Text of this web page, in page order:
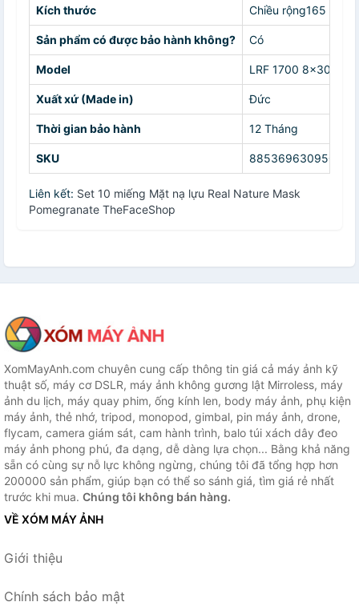
Kích thước Chiều rộng165
Sản phẩm có được bảo hành không? Có
Model LRF 1700 8x30
Xuất xứ (Made in) Đức
Thời gian bảo hành 12 Tháng
SKU 8853696309504
Liên kết: Set 10 miếng Mặt nạ lựu Real Nature Mask
Pomegranate TheFaceShop
XomMayAnh.com chuyên cung cấp thông tin giá cả máy ảnh kỹ
thuật số, máy cơ DSLR, máy ảnh không gương lật Mirroless, máy
ảnh du lịch, máy quay phim, ống kính len, body máy ảnh, phụ kiện
máy ảnh, thẻ nhớ, tripod, monopod, gimbal, pin máy ảnh, drone,
flycam, camera giám sát, cam hành trình, balo túi xách dây đeo
máy ảnh phong phú, đa dạng, dễ dàng lựa chọn... Bằng khả năng
sẵn có cùng sự nỗ lực không ngừng, chúng tôi đã tổng hợp hơn
200000 sản phẩm, giúp bạn có thể so sánh giá, tìm giá rẻ nhất
trước khi mua. Chúng tôi không bán hàng.
VỀ XÓM MÁY ẢNH
Giới thiệu
Chính sách bảo mật